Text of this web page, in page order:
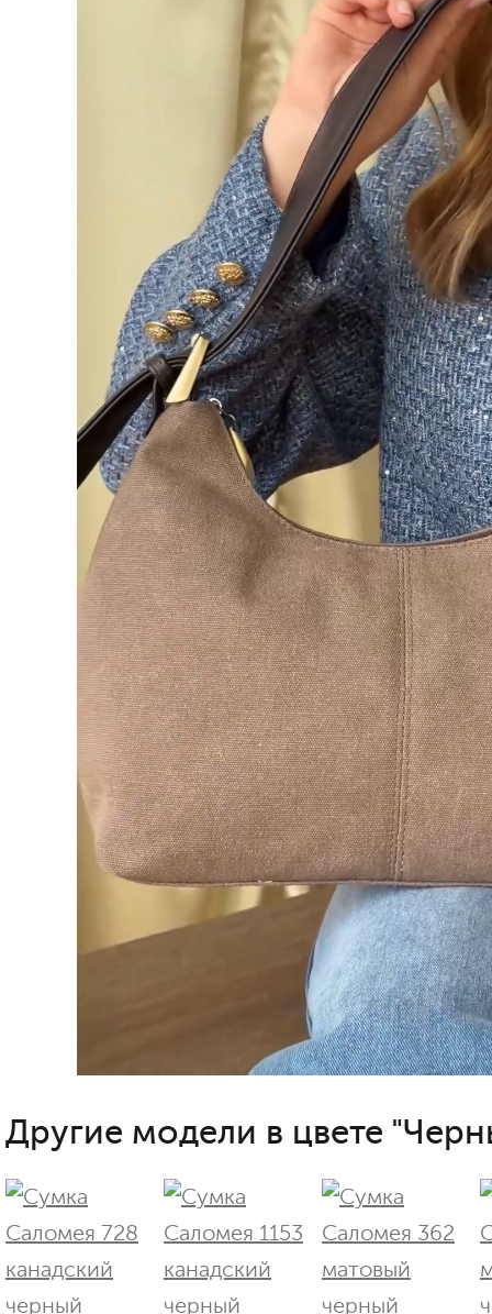
Другие модели в цвете